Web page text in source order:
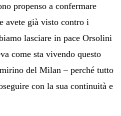
propenso a confermare
avete già visto contro i
lasciare in pace Orsolini
come sta vivendo questo
del Milan – perché tutto
con la sua continuità e